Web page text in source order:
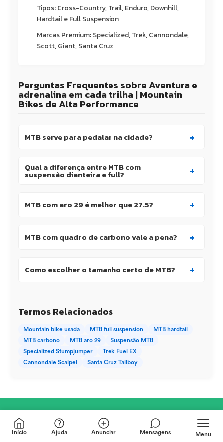
Tipos: Cross-Country, Trail, Enduro, Downhill,
Hardtail e Full Suspension
Marcas Premium: Specialized, Trek, Cannondale,
Scott, Giant, Santa Cruz
Perguntas Frequentes sobre Aventura e
adrenalina em cada trilha | Mountain
Bikes de Alta Performance
MTB serve para pedalar na cidade? +
Qual a diferença entre MTB com
suspensão dianteira e full? +
MTB com aro 29 é melhor que 27.5? +
MTB com quadro de carbono vale a pena? +
Como escolher o tamanho certo de MTB? +
Termos Relacionados
Mountain bike usada MTB full suspension
MTB hardtail
MTB carbono
MTB aro 29
Suspensão MTB
Specialized Stumpjumper
Trek Fuel EX
Cannondale Scalpel
Santa Cruz Tallboy
Início Ajuda Anunciar Mensagens Menu